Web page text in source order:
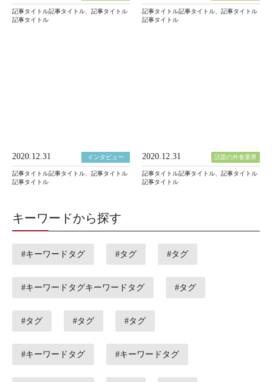
記事タイトル記事タイトル、記事タイトル
記事タイトル
記事タイトル記事タイトル、記事タイトル
記事タイトル
2020.12.31 インタビュー
記事タイトル記事タイトル、記事タイトル
記事タイトル
2020.12.31 話題の外食業界
記事タイトル記事タイトル、記事タイトル
記事タイトル
キーワードから探す
#キーワードタグ #タグ #タグ
#キーワードタグキーワードタグ #タグ
#タグ #タグ #タグ
#キーワードタグ #キーワードタグ